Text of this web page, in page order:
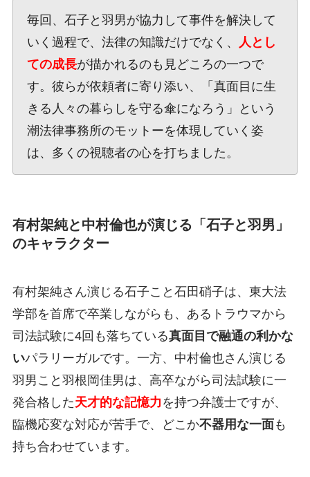
毎回、石子と羽男が協力して事件を解決して
いく過程で、法律の知識だけでなく、
人とし
ての成長が描かれるのも見どころの一つで
す。彼らが依頼者に寄り添い、「真面目に生
きる人々の暮らしを守る傘になろう」という
潮法律事務所のモットーを体現していく姿
は、多くの視聴者の心を打ちました。
有村架純と中村倫也が演じる「石子と羽男」
のキャラクター
有村架純さん演じる石子こと石田硝子は、東大法
学部を首席で卒業しながらも、あるトラウマから
司法試験に4回も落ちている真面目で融通の利かな
いパラリーガルです。一方、中村倫也さん演じる
羽男こと羽根岡佳男は、高卒ながら司法試験に一
発合格した天才的な記憶力 を持つ弁護士ですが、
臨機応変な対応が苦手で、どこか不器用な一面も
持ち合わせています。